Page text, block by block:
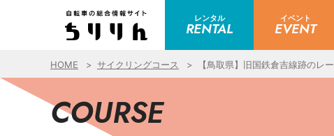
レンタル
RENTAL
イベント
EVENT
HOME サイクリングコース 【鳥取県】旧国鉄倉吉線跡の
COURSE